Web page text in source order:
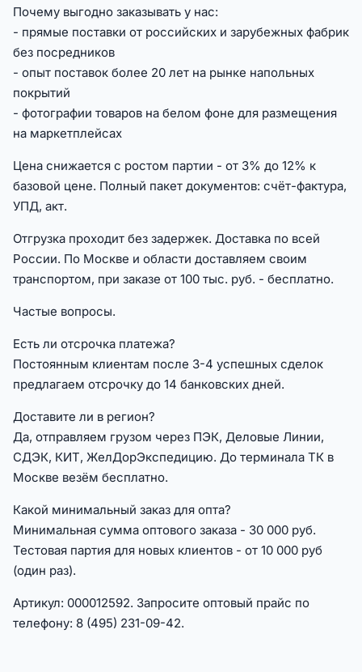
Почему выгодно заказывать у нас:
- прямые поставки от российских и зарубежных фабрик
без посредников
- опыт поставок более 20 лет на рынке напольных
покрытий
- фотографии товаров на белом фоне для размещения
на маркетплейсах
Цена снижается с ростом партии - от 3% до 12% к
базовой цене. Полный пакет документов: счёт-фактура,
УПД, акт.
Отгрузка проходит без задержек. Доставка по всей
России. По Москве и области доставляем своим
транспортом, при заказе от 100 тыс. руб. - бесплатно.
Частые вопросы.
Есть ли отсрочка платежа?
Постоянным клиентам после 3-4 успешных сделок
предлагаем отсрочку до 14 банковских дней.
Доставите ли в регион?
Да, отправляем грузом через ПЭК, Деловые Линии,
СДЭК, КИТ, ЖелДорЭкспедицию. До терминала ТК в
Москве везём бесплатно.
Какой минимальный заказ для опта?
Минимальная сумма оптового заказа - 30 000 руб.
Тестовая партия для новых клиентов - от 10 000 руб
(один раз).
Артикул: 000012592. Запросите оптовый прайс по
телефону: 8 (495) 231-09-42.